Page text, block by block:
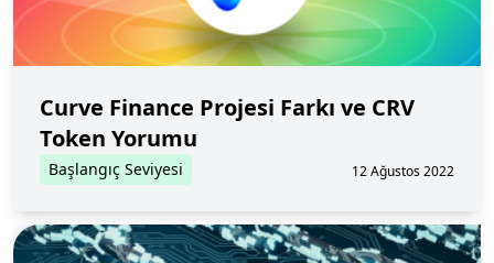
Curve Finance Projesi Farkı ve CRV
Token Yorumu
Başlangıç Seviyesi 12 Ağustos 2022